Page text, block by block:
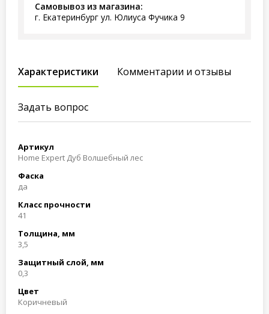
Самовывоз из магазина:
г. Екатеринбург ул. Юлиуса Фучика 9
Характеристики Комментарии и отзывы
Задать вопрос
Артикул
Home Expert Дуб Волшебный лес
Фаска
да
Класс прочности
41
Толщина, мм
3,5
Защитный слой, мм
0,3
Цвет
Коричневый